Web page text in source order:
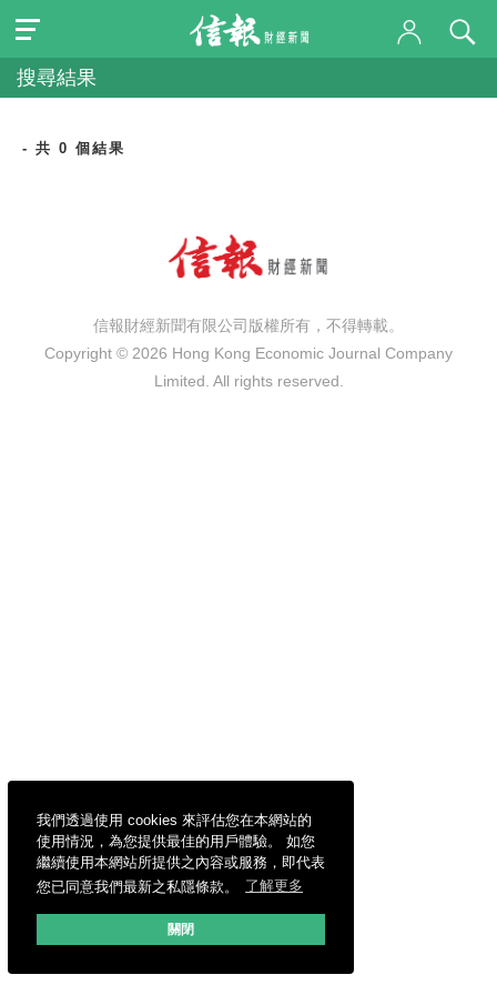
我們透過使用 cookies 來評估您在本網站的
使用情況，為您提供最佳的用戶體驗。 如您
繼續使用本網站所提供之內容或服務，即代表
您已同意我們最新之私隱條款。
了解更多
關閉
搜尋結果
- 共 0 個結果
信報財經新聞有限公司版權所有，不得轉載。
Copyright © 2026 Hong Kong Economic Journal Company
Limited. All rights reserved.